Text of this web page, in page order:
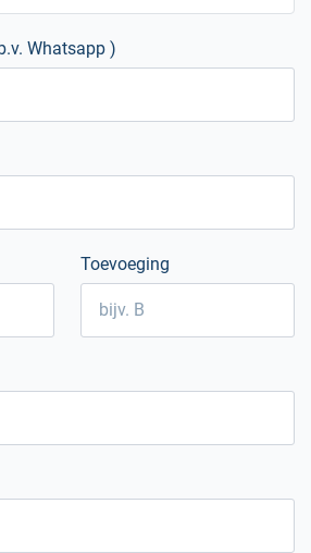
Whatsapp )
Toevoeging